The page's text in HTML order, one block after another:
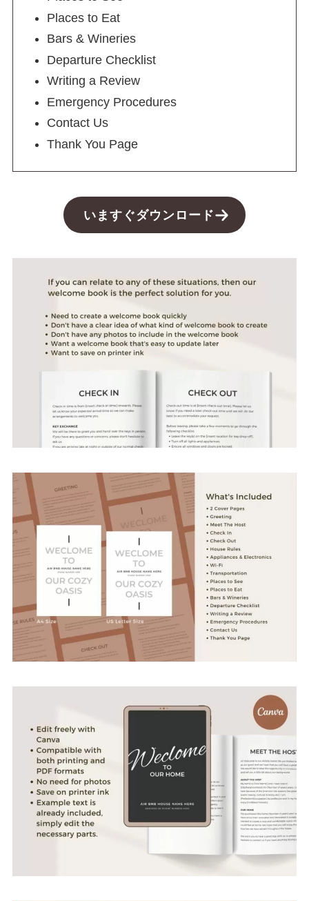
Places to Eat
Bars & Wineries
Departure Checklist
Writing a Review
Emergency Procedures
Contact Us
Thank You Page
いますぐダウンロード